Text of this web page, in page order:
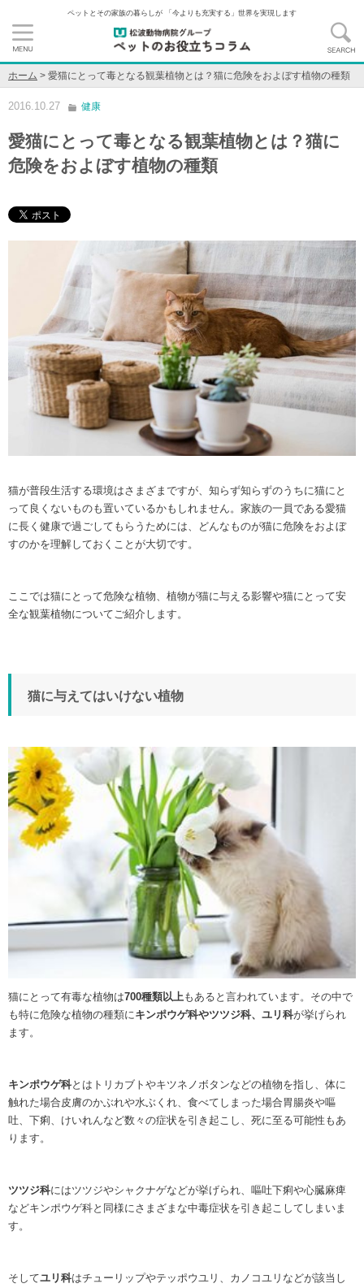
ペットとその家族の暮らしが 「今よりも充実する」世界を実現します
ホーム > 愛猫にとって毒となる観葉植物とは？猫に危険をおよぼす植物の種類
2016.10.27 健康
愛猫にとって毒となる観葉植物とは？猫に
危険をおよぼす植物の種類
猫が普段生活する環境はさまざまですが、知らず知らずのうちに猫にと
って良くないものも置いているかもしれません。家族の一員である愛猫
に長く健康で過ごしてもらうためには、どんなものが猫に危険をおよぼ
すのかを理解しておくことが大切です。
ここでは猫にとって危険な植物、植物が猫に与える影響や猫にとって安
全な観葉植物についてご紹介します。
猫に与えてはいけない植物
猫にとって有毒な植物は700種類以上 もあると言われています。その中で
も特に危険な植物の種類に キンポウゲ科やツツジ科、ユリ科が挙げられ
ます。
キンポウゲ科とはトリカブトやキツネノボタンなどの植物を指し、体に
触れた場合皮膚のかぶれや水ぶくれ、食べてしまった場合胃腸炎や嘔
吐、下痢、けいれんなど数々の症状を引き起こし、死に至る可能性もあ
ります。
ツツジ科にはツツジやシャクナゲなどが挙げられ、嘔吐下痢や心臓麻痺
などキンポウゲ科と同様にさまざまな中毒症状を引き起こしてしまいま
す。
そしてユリ科はチューリップやテッポウユリ、カノコユリなどが該当し